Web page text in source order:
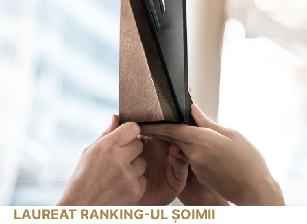
LAUREAT RANKING-UL ȘOIMII